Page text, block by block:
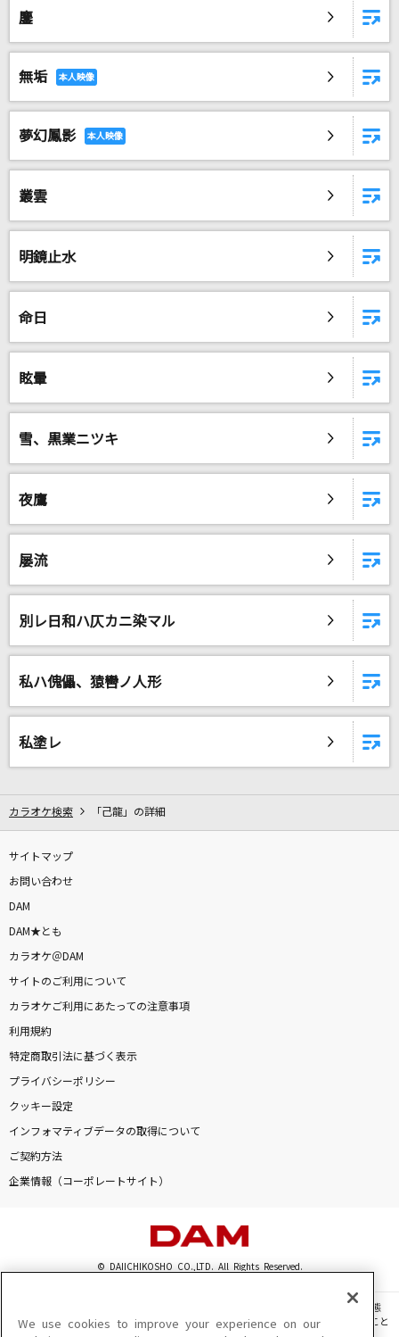
鏖
無垢
夢幻鳳影
叢雲
明鏡止水
命日
眩暈
雪、黒業ニツキ
夜鷹
屡流
別レ日和ハ仄カニ染マル
私ハ傀儡、猿轡ノ人形
私塗レ
カラオケ検索 「己龍」の詳細
サイトマップ
お問い合わせ
DAM
DAM★とも
カラオケ＠DAM
サイトのご利用について
カラオケご利用にあたっての注意事項
利用規約
特定商取引法に基づく表示
プライバシーポリシー
クッキー設定
インフォマティブデータの取得について
ご契約方法
企業情報（コーポレートサイト）
© DAIICHIKOSHO CO.,LTD. All Rights Reserved.
このサイトに掲載されている一切の文章・画像・写真・動画・音声等を、手段や形態
を問わず、著作権法の定める範囲を超えて無断で複製、転載、ファイル化などすること
We use cookies to improve your experience on our